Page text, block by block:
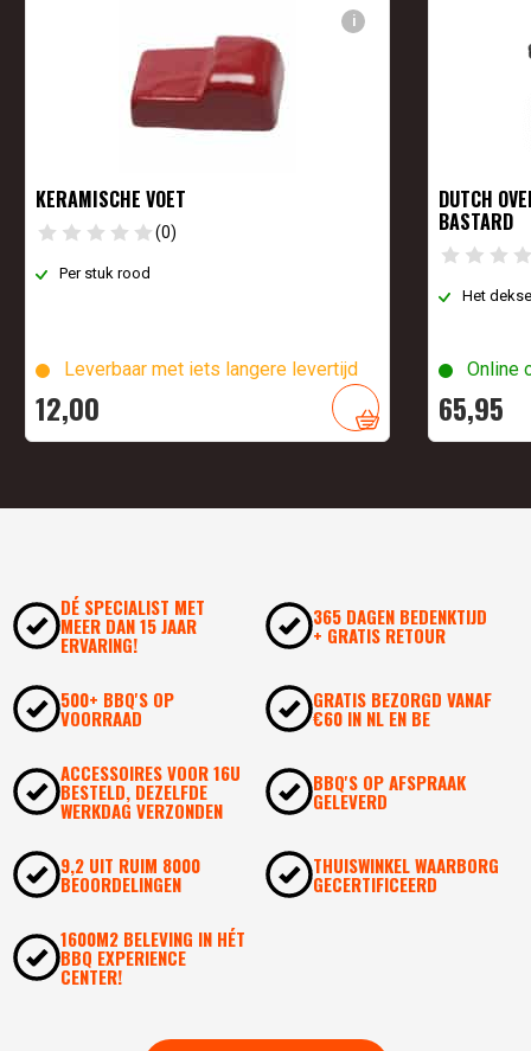
i
KERAMISCHE VOET
(0)
Per stuk rood
Leverbaar met iets langere levertijd
12,00
DUTCH
BASTARD
Het
Online
65,95
DÉ SPECIALIST MET
MEER DAN 15 JAAR
ERVARING!
365 DAGEN BEDENKTIJD
+ GRATIS RETOUR
500+ BBQ'S OP
VOORRAAD
GRATIS BEZORGD VANAF
€60 IN NL EN BE
ACCESSOIRES VOOR 16U
BESTELD, DEZELFDE
WERKDAG VERZONDEN
BBQ'S OP AFSPRAAK
GELEVERD
9,2 UIT RUIM 8000
BEOORDELINGEN
THUISWINKEL WAARBORG
GECERTIFICEERD
1600M2 BELEVING IN HÉT
BBQ EXPERIENCE
CENTER!